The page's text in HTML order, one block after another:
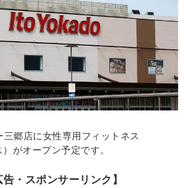
三郷店に女性専用フィットネス
がオープン予定です。
告・スポンサーリンク】